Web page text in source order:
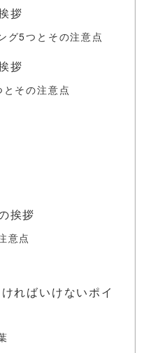
拶
グ5つとその注意点
拶
その注意点
挨拶
意点
ればいけないポイ